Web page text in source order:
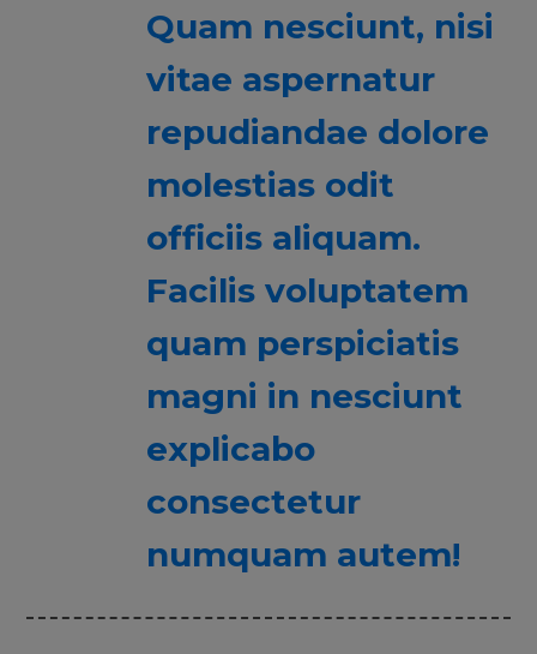
Quam nesciunt, nisi
vitae aspernatur
repudiandae dolore
molestias odit
officiis aliquam.
Facilis voluptatem
quam perspiciatis
magni in nesciunt
explicabo
consectetur
numquam autem!